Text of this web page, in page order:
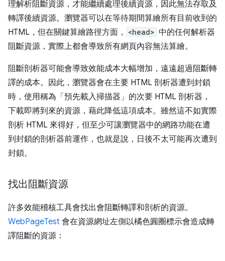
理解析阻斷資源，才能繼續處理後續資源，因此無法存取及
轉譯後續資源。瀏覽器可以在等待期間算繪所有目前收到的
HTML，但在關鍵算繪路徑方面，
<head> 中的任何解析器
阻斷資源，實際上都會導致所有網頁內容無法算繪。
阻斷剖析器可能會導致效能成本大幅增加，遠遠超過阻斷轉
譯的成本。因此，瀏覽器會在主要 HTML 剖析器遭到封鎖
時，使用稱為「預先載入掃描器」的次要 HTML 剖析器，
下載即將到來的資源，藉此降低這項成本。 雖然這不如實際
剖析 HTML 來得好，但至少可讓瀏覽器中的網路功能在遭
到封鎖的剖析器前運作，也就是說，日後不太可能再次遭到
封鎖。
找出阻斷資源
許多效能稽核工具會找出會阻斷轉譯和剖析的資源。
WebPageTest 會在資源網址左側以橘色圓圈標示會造成轉
譯阻斷的資源：